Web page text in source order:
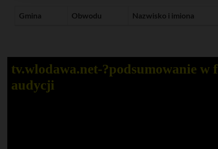
Gmina Obwodu Nazwisko i imiona
tv.wlodawa.net-?️podsumowanie w
audycji